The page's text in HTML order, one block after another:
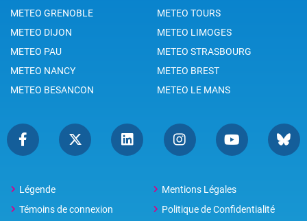
METEO GRENOBLE
METEO TOURS
METEO DIJON
METEO LIMOGES
METEO PAU
METEO STRASBOURG
METEO NANCY
METEO BREST
METEO BESANCON
METEO LE MANS
Légende
Mentions Légales
Témoins de connexion
Politique de Confidentialité